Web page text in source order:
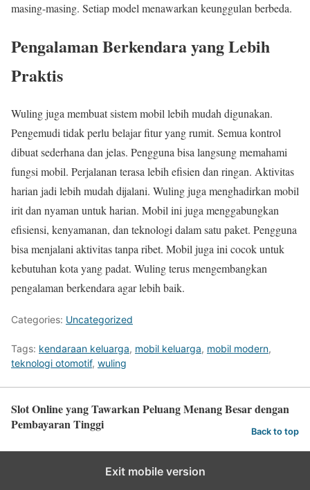
masing-masing. Setiap model menawarkan keunggulan berbeda.
Pengalaman Berkendara yang Lebih
Praktis
Wuling juga membuat sistem mobil lebih mudah digunakan.
Pengemudi tidak perlu belajar fitur yang rumit. Semua kontrol
dibuat sederhana dan jelas. Pengguna bisa langsung memahami
fungsi mobil. Perjalanan terasa lebih efisien dan ringan. Aktivitas
harian jadi lebih mudah dijalani. Wuling juga menghadirkan mobil
irit dan nyaman untuk harian. Mobil ini juga menggabungkan
efisiensi, kenyamanan, dan teknologi dalam satu paket. Pengguna
bisa menjalani aktivitas tanpa ribet. Mobil juga ini cocok untuk
kebutuhan kota yang padat. Wuling terus mengembangkan
pengalaman berkendara agar lebih baik.
Categories: Uncategorized
Tags: kendaraan keluarga, mobil keluarga, mobil modern,
teknologi otomotif, wuling
Slot Online yang Tawarkan Peluang Menang Besar dengan
Pembayaran Tinggi
Back to top
Exit mobile version